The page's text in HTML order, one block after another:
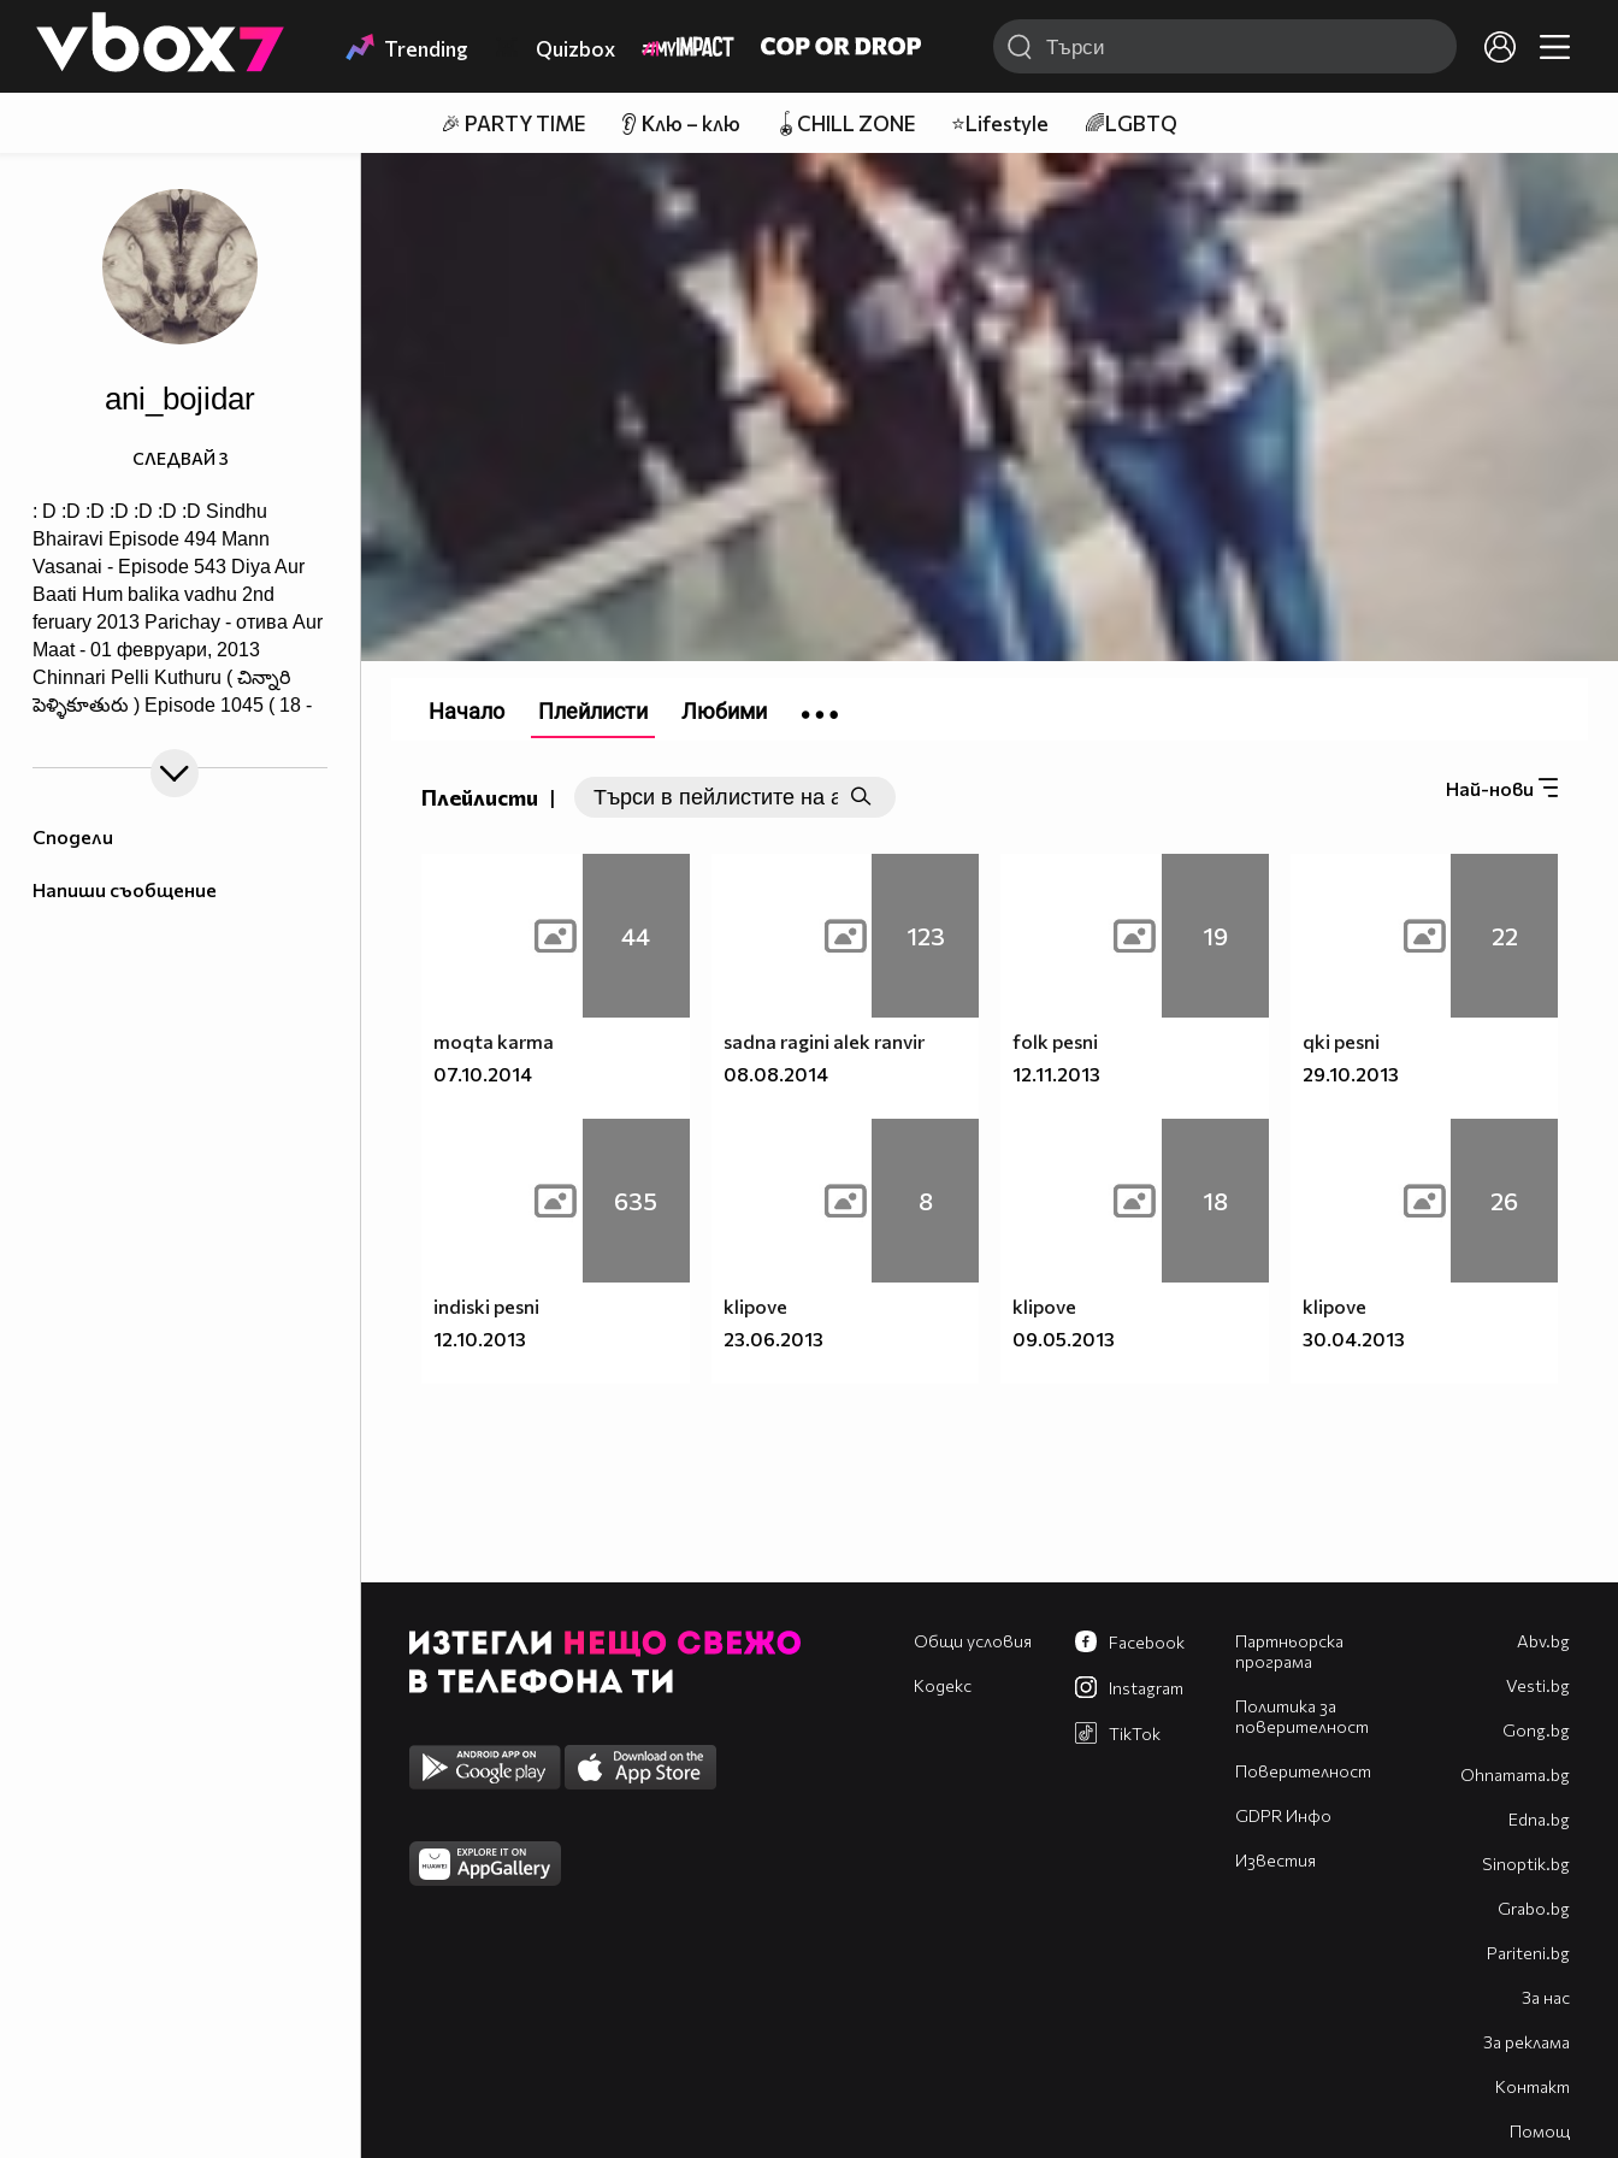
👾 Trending Quizbox
🎉 PARTY TIME 👂 Клю – клю 🪀CHILL ZONE ⭐Lifestyle 🌈LGBTQ
Сподели
Напиши съобщение
ani_bojidar
: D :D :D :D :D :D :D Sindhu
Bhairavi Episode 494 Mann
Vasanai - Episode 543 Diya Aur
Baati Hum balika vadhu 2nd
feruary 2013 Parichay - отива Aur
Maat - 01 февруари, 2013
Chinnari Pelli Kuthuru ( చిన్నారి
పెళ్ళికూతురు ) Episode 1045 ( 18 -
Saraswatichandra - 31st July 2013
СЛЕДВАЙ 3
Плейлисти | Най-нови
44
moqta karma
07.10.2014
123
sadna ragini alek ranvir
08.08.2014
19
folk pesni
12.11.2013
22
qki pesni
29.10.2013
635
indiski pesni
12.10.2013
8
klipove
23.06.2013
18
klipove
09.05.2013
26
klipove
30.04.2013
Начало Плейлисти Любими
Общи условия
Кодекс
Партньорска
програма
Политика за
поверителност
Поверителност
GDPR Инфо
Известия
Facebook
Instagram
TikTok
Abv.bg
Vesti.bg
Gong.bg
Оhnamama.bg
Edna.bg
Sinoptik.bg
Grabo.bg
Pariteni.bg
За нас
За реклама
Контакт
Помощ